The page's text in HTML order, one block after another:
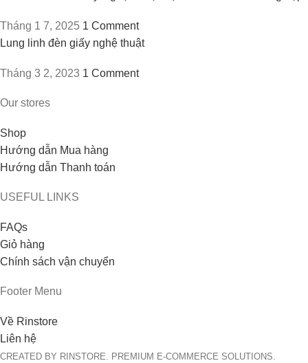
Tháng 1 7, 2025 1 Comment
Lung linh đèn giấy nghệ thuật
Tháng 3 2, 2023 1 Comment
Our stores
Shop
Hướng dẫn Mua hàng
Hướng dẫn Thanh toán
USEFUL LINKS
FAQs
Giỏ hàng
Chính sách vận chuyển
Footer Menu
Về Rinstore
Liên hệ
CREATED BY RINSTORE. PREMIUM E-COMMERCE SOLUTIONS.